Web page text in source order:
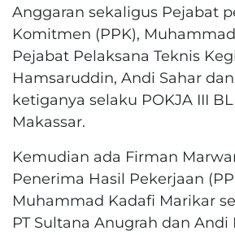
Anggaran sekaligus Pejabat
Komitmen (PPK),
Pejabat Pelaksana Teknis
Hamsaruddin, Andi Sahar
ketiganya selaku POKJA III
Makassar.
Kemudian ada Firman
Penerima Hasil Pekerjaan
Muhammad Kadafi Marikar
PT Sultana Anugrah dan